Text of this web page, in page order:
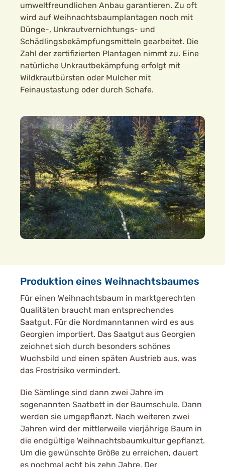
umweltfreundlichen Anbau garantieren. Zu oft
wird auf Weihnachtsbaumplantagen noch mit
Dünge-, Unkrautvernichtungs- und
Schädlingsbekämpfungsmitteln gearbeitet. Die
Zahl der zertifizierten Plantagen nimmt zu. Eine
natürliche Unkrautbekämpfung erfolgt mit
Wildkrautbürsten oder Mulcher mit
Feinaustastung oder durch Schafe.
Produktion eines Weihnachtsbaumes
Für einen Weihnachtsbaum in marktgerechten
Qualitäten braucht man entsprechendes
Saatgut. Für die Nordmanntannen wird es aus
Georgien importiert. Das Saatgut aus Georgien
zeichnet sich durch besonders schönes
Wuchsbild und einen späten Austrieb aus, was
das Frostrisiko vermindert.
Die Sämlinge sind dann zwei Jahre im
sogenannten Saatbett in der Baumschule. Dann
werden sie umgepflanzt. Nach weiteren zwei
Jahren wird der mittlerweile vierjährige Baum in
die endgültige Weihnachtsbaumkultur gepflanzt.
Um die gewünschte Größe zu erreichen, dauert
es nochmal acht bis zehn Jahre. Der